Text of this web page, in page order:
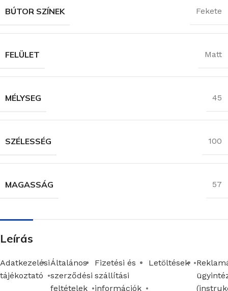
BÚTOR SZÍNEK Fekete
FELÜLET Matt
MÉLYSEG 45
SZÉLESSÉG 100
MAGASSÁG 57
Leírás
Adatkezelési
tájékoztató
Általános
szerződési
feltételek
Fizetési és
szállítási
információk
Letöltések